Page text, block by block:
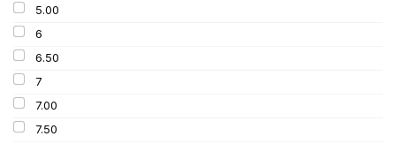
MICHELIN
MITAS
Mondolfo ferro
PIRELLI
PROMETEON
SCHRADER
5.00
6
6.50
7
7.00
7.50